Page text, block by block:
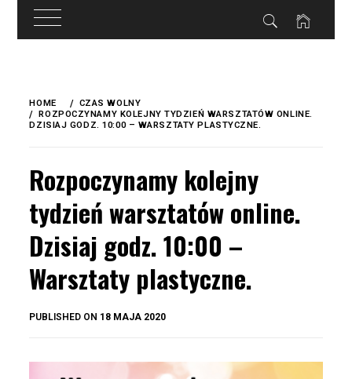
treści
content
HOME
CZAS WOLNY
ROZPOCZYNAMY KOLEJNY TYDZIEŃ WARSZTATÓW ONLINE.
DZISIAJ GODZ. 10:00 – WARSZTATY PLASTYCZNE.
Rozpoczynamy kolejny
tydzień warsztatów online.
Dzisiaj godz. 10:00 –
Warsztaty plastyczne.
PUBLISHED ON 18 MAJA 2020